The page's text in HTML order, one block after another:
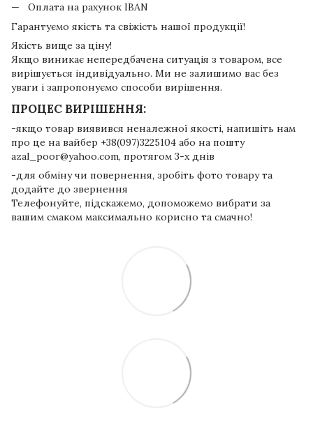
Оплата на рахунок IBAN
Гарантуємо якість та свіжість нашої продукції!
Якість вище за ціну!
Якщо виникає непередбачена ситуація з товаром, все
вирішується індивідуально. Ми не залишимо вас без
уваги і запропонуємо способи вирішення.
ПРОЦЕС ВИРІШЕННЯ:
-якщо товар виявився неналежної якості, напишіть нам
про це на вайбер +38(097)3225104 або на пошту
azal_poor@yahoo.com, протягом 3-х днів
-для обміну чи повернення, зробіть фото товару та
додайте до звернення
Телефонуйте, підскажемо, допоможемо вибрати за
вашим смаком максимально корисно та смачно!